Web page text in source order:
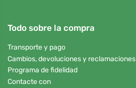
Todo sobre la compra
Transporte y pago
Cambios, devoluciones y reclamaciones
Programa de fidelidad
Contacte con